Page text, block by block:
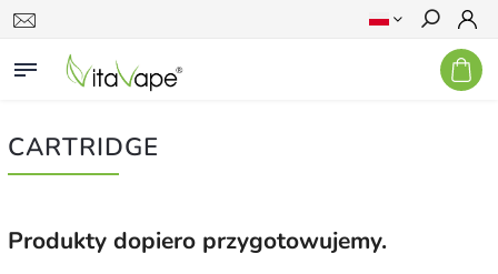
Szukaj
CARTRIDGE
Produkty dopiero przygotowujemy.